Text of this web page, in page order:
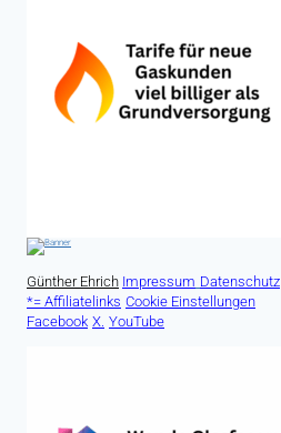
Günther Ehrich Impressum Datenschutz
*= Affiliatelinks Cookie Einstellungen
Facebook X. YouTube